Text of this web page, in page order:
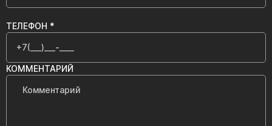
ТЕЛЕФОН *
КОММЕНТАРИЙ